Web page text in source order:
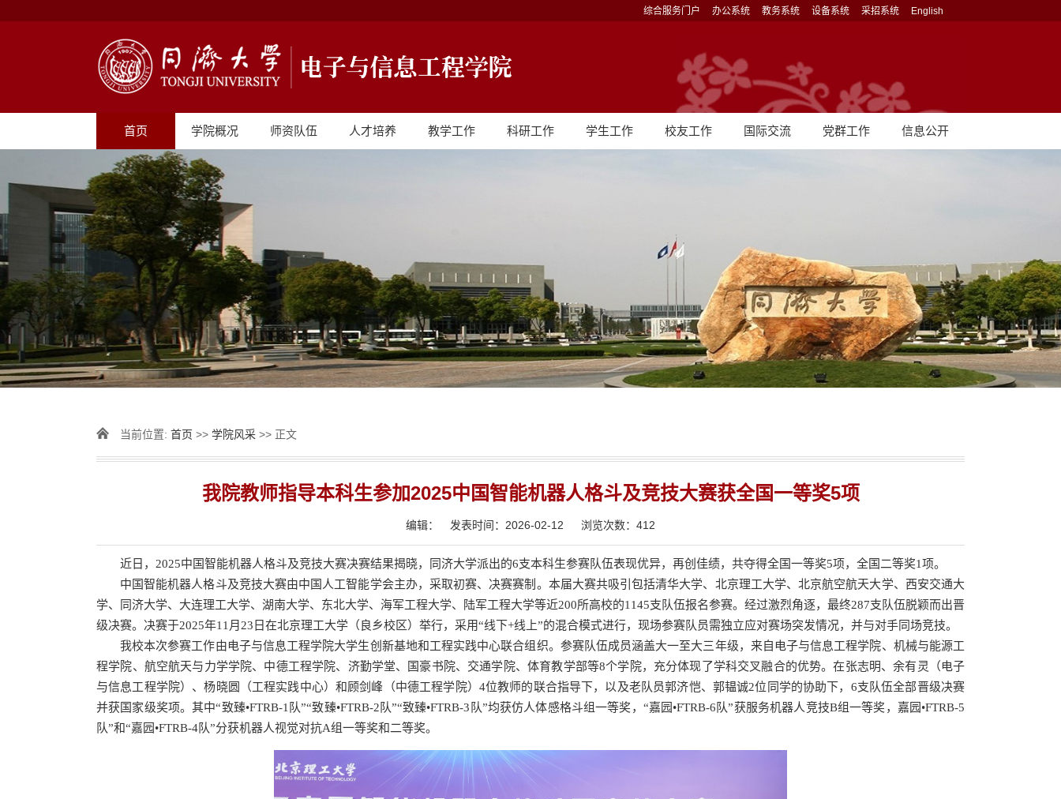
综合服务门户 办公系统 教务系统 设备系统 采招系统 English
首页 学院概况 师资队伍 人才培养 教学工作 科研工作 学生工作 校友工作 国际交流 党群工作 信息公开
当前位置: 首页 >> 学院风采 >> 正文
我院教师指导本科生参加2025中国智能机器人格斗及竞技大赛获全国一等奖5项
编辑： 发表时间：2026-02-12 浏览次数： 412
近日，2025中国智能机器人格斗及竞技大赛决赛结果揭晓，同济大学派出的6支本科生参赛队伍表现优异，再创佳绩，共夺得全国一等奖5项，全国二等奖1项。
中国智能机器人格斗及竞技大赛由中国人工智能学会主办，采取初赛、决赛赛制。本届大赛共吸引包括清华大学、北京理工大学、北京航空航天大学、西安交通大
学、同济大学、大连理工大学、湖南大学、东北大学、海军工程大学、陆军工程大学等近200所高校的1145支队伍报名参赛。经过激烈角逐，最终287支队伍脱颖而出晋
级决赛。决赛于2025年11月23日在北京理工大学（良乡校区）举行，采用“线下+线上”的混合模式进行，现场参赛队员需独立应对赛场突发情况，并与对手同场竞技。
我校本次参赛工作由电子与信息工程学院大学生创新基地和工程实践中心联合组织。参赛队伍成员涵盖大一至大三年级，来自电子与信息工程学院、机械与能源工
程学院、航空航天与力学学院、中德工程学院、济勤学堂、国豪书院、交通学院、体育教学部等8个学院，充分体现了学科交叉融合的优势。在张志明、余有灵（电子
与信息工程学院）、杨晓圆（工程实践中心）和顾剑峰（中德工程学院）4位教师的联合指导下，以及老队员郭济恺、郭韫诚2位同学的协助下，6支队伍全部晋级决赛
并获国家级奖项。其中“致臻•FTRB-1队”“致臻•FTRB-2队”“致臻•FTRB-3队”均获仿人体感格斗组一等奖，“嘉园•FTRB-6队”获服务机器人竞技B组一等奖，嘉园•FTRB-5
队”和“嘉园•FTRB-4队”分获机器人视觉对抗A组一等奖和二等奖。